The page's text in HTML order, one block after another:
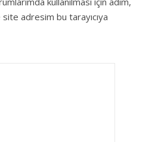
adresim bu tarayıcıya